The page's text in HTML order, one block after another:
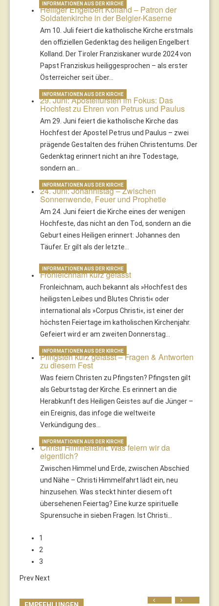
Heiliger Engelbert Kolland – Patron der
Soldatenkirche in der Belgier-Kaserne
Am 10. Juli feiert die katholische Kirche erstmals
den offiziellen Gedenktag des heiligen Engelbert
Kolland. Der Tiroler Franziskaner wurde 2024 von
Papst Franziskus heiliggesprochen – als erster
Österreicher seit über…
INFORMATIONEN AUS DER KIRCHE
29. Juni: Apostelfürsten im Fokus: Das
Hochfest zu Ehren von Petrus und Paulus
Am 29. Juni feiert die katholische Kirche das
Hochfest der Apostel Petrus und Paulus – zwei
prägende Gestalten des frühen Christentums. Der
Gedenktag erinnert nicht an ihre Todestage,
sondern an…
INFORMATIONEN AUS DER KIRCHE
24. Juni: Johannistag – Zwischen
Sonnenwende, Feuer und Prophetie
Am 24. Juni feiert die Kirche eines der wenigen
Hochfeste, das nicht an den Tod, sondern an die
Geburt eines Heiligen erinnert: Johannes den
Täufer. Er gilt als der letzte…
INFORMATIONEN AUS DER KIRCHE
Fronleichnam kurz gefasst
Fronleichnam, auch bekannt als »Hochfest des
heiligsten Leibes und Blutes Christi« oder
international als »Corpus Christi«, ist einer der
höchsten Feiertage im katholischen Kirchenjahr.
Gefeiert wird er am zweiten Donnerstag…
INFORMATIONEN AUS DER KIRCHE
Pfingsten kurz gefasst – Fragen & Antworten
zu diesem Fest
Was feiern Christen zu Pfingsten? Pfingsten gilt
als Geburtstag der Kirche. Es erinnert an die
Herabkunft des Heiligen Geistes auf die Jünger –
ein Ereignis, das infoge die weltweite
Verkündigung des…
INFORMATIONEN AUS DER KIRCHE
Christi Himmelfahrt: Was feiern wir da
eigentlich?
Zwischen Himmel und Erde, zwischen Abschied
und Nähe – Christi Himmelfahrt lädt ein, neu
hinzusehen. Was steckt hinter diesem oft
übersehenen Feiertag? Eine kurze spirituelle
Spurensuche in sieben Fragen. Ist Christi…
INFORMATIONEN AUS DER KIRCHE
1
2
3
PrevNext